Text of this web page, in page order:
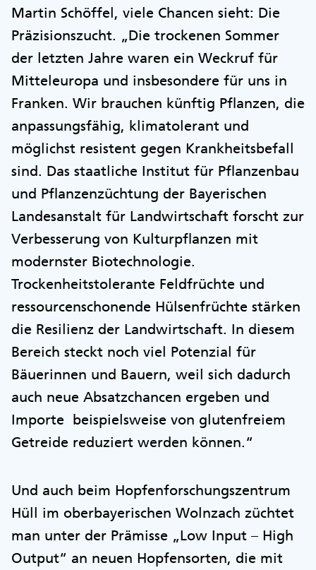
Martin Schöffel, viele Chancen sieht: Die
Präzisionszucht. „Die trockenen Sommer
der letzten Jahre waren ein Weckruf für
Mitteleuropa und insbesondere für uns in
Franken. Wir brauchen künftig Pflanzen, die
anpassungsfähig, klimatolerant und
möglichst resistent gegen Krankheitsbefall
sind. Das staatliche Institut für Pflanzenbau
und Pflanzenzüchtung der Bayerischen
Landesanstalt für Landwirtschaft forscht zur
Verbesserung von Kulturpflanzen mit
modernster Biotechnologie.
Trockenheitstolerante Feldfrüchte und
ressourcenschonende Hülsenfrüchte stärken
die Resilienz der Landwirtschaft. In diesem
Bereich steckt noch viel Potenzial für
Bäuerinnen und Bauern, weil sich dadurch
auch neue Absatzchancen ergeben und
Importe beispielsweise von glutenfreiem
Getreide reduziert werden können.“
Und auch beim Hopfenforschungszentrum
Hüll im oberbayerischen Wolnzach züchtet
man unter der Prämisse „Low Input – High
Output“ an neuen Hopfensorten, die mit